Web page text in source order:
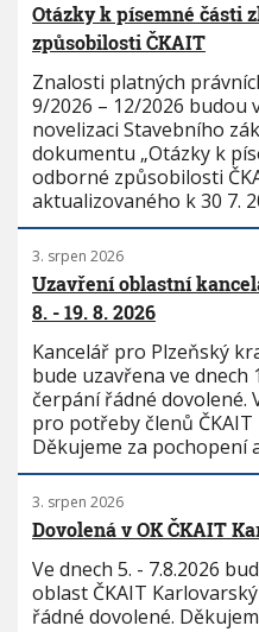
Otázky k písemné části
způsobilosti ČKAIT
Znalosti platných
9/2026 – 12/2026 budou
novelizaci Stavebního
dokumentu „Otázky k
odborné způsobilosti
aktualizovaného k 30 7.
3. srpen 2026
Uzavření oblastní
8. - 19. 8. 2026
Kancelář pro Plzeňský
bude uzavřena ve dnech
čerpání řádné dovolené.
pro potřeby členů
Děkujeme za pochopení
3. srpen 2026
Dovolená v OK ČKAIT
Ve dnech 5. - 7.8.2026
oblast ČKAIT
řádné dovolené.